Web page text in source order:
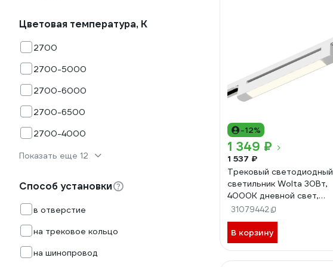
Цветовая температура, К
2700
2700-5000
2700-6000
2700-6500
2700-4000
Показать еще 12
Способ установки
в отверстие
на трековое кольцо
на шинопровод
-12%
1 349 ₽
1 537 ₽
Трековый светодиодный
светильник Wolta 30Вт,
4000К дневной свет,
2400лм, защита IP40,
поворотный, линейный,
белый WTL-30W/03W
31079442
В корзину